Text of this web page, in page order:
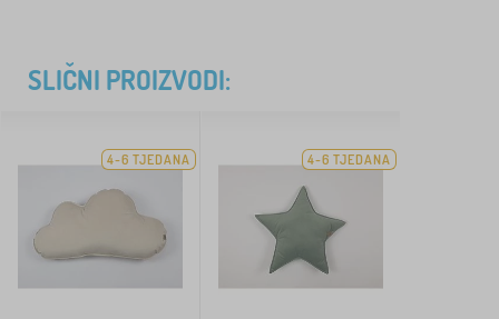
SLIČNI PROIZVODI:
4-6 TJEDANA 4-6 TJEDANA